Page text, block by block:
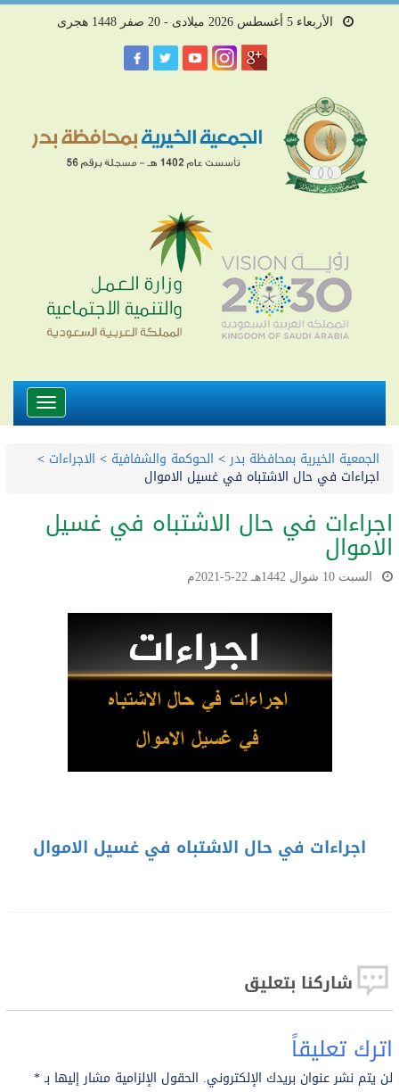
الأربعاء 5 أغسطس 2026 ميلادى - 20 صفر 1448 هجرى
Toggle
الجمعية الخيرية بمحافظة بدر> الحوكمة والشفافية > الاجراءات >
اجراءات في حال الاشتباه في غسيل الاموال
اجراءات في حال الاشتباه في غسيل
الاموال
السبت 10 شوال 1442هـ 22-5-2021م
اجراءات في حال الاشتباه في غسيل الاموال
شاركنا بتعليق
اترك تعليقاً
لن يتم نشر عنوان بريدك الإلكتروني. الحقول الإلزامية مشار إليها بـ*